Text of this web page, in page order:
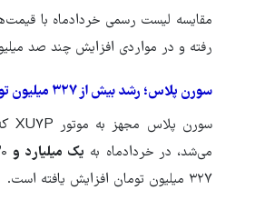
رفته و در مواردی افزایش چند صد
سورن پلاس؛ رشد بیش از ۳۲۷ میلیون تومانی
می‌شد، در خردادماه به یک میلیارد و ۵۳۰ میلیون تومان
۳۲۷ میلیون تومان افزایش یافته است.